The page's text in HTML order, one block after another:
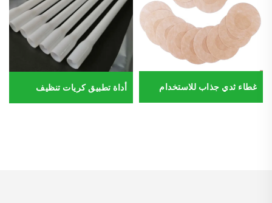
غطاء ثدي جذاب للاستخدام
مرة واحدة لتغطية الحلمة
أداة تطبيق كريات تنظيف